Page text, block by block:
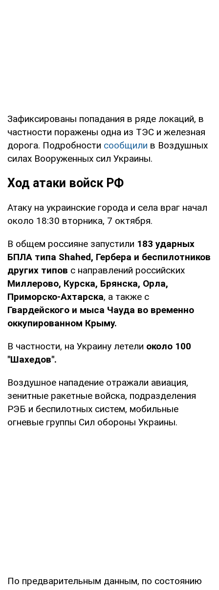
Зафиксированы попадания в ряде локаций, в
частности поражены одна из ТЭС и железная
дорога. Подробности сообщили в Воздушных
силах Вооруженных сил Украины.
Ход атаки войск РФ
Атаку на украинские города и села враг начал
около 18:30 вторника, 7 октября.
В общем россияне запустили 183 ударных
БПЛА типа Shahed, Гербера и беспилотников
других типов с направлений российских
Миллерово, Курска, Брянска, Орла,
Приморско-Ахтарска, а также с
Гвардейского и мыса Чауда во временно
оккупированном Крыму.
В частности, на Украину летели около 100
"Шахедов".
Воздушное нападение отражали авиация,
зенитные ракетные войска, подразделения
РЭБ и беспилотных систем, мобильные
огневые группы Сил обороны Украины.
По предварительным данным, по состоянию